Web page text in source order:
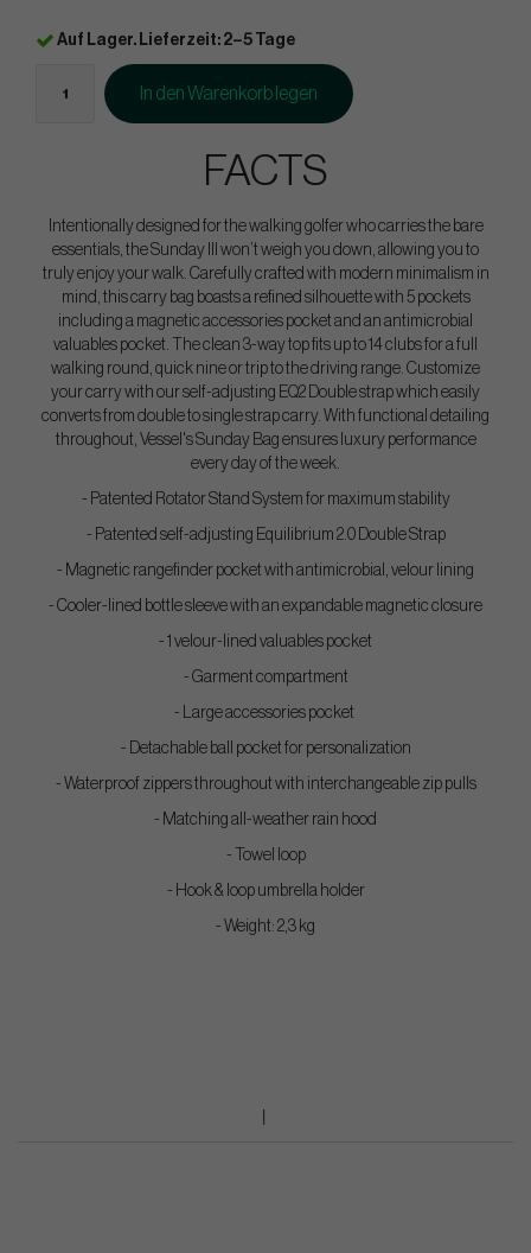
Auf Lager. Lieferzeit: 2–5 Tage
In den Warenkorb legen
FACTS
Intentionally designed for the walking golfer who carries the bare
essentials, the Sunday III won’t weigh you down, allowing you to
truly enjoy your walk. Carefully crafted with modern minimalism in
mind, this carry bag boasts a refined silhouette with 5 pockets
including a magnetic accessories pocket and an antimicrobial
valuables pocket. The clean 3-way top fits up to 14 clubs for a full
walking round, quick nine or trip to the driving range. Customize
your carry with our self-adjusting EQ2 Double strap which easily
converts from double to single strap carry. With functional detailing
throughout, Vessel's Sunday Bag ensures luxury performance
every day of the week.
- Patented Rotator Stand System for maximum stability
- Patented self-adjusting Equilibrium 2.0 Double Strap
- Magnetic rangefinder pocket with antimicrobial, velour lining
- Cooler-lined bottle sleeve with an expandable magnetic closure
- 1 velour-lined valuables pocket
- Garment compartment
- Large accessories pocket
- Detachable ball pocket for personalization
- Waterproof zippers throughout with interchangeable zip pulls
- Matching all-weather rain hood
- Towel loop
- Hook & loop umbrella holder
- Weight: 2,3 kg